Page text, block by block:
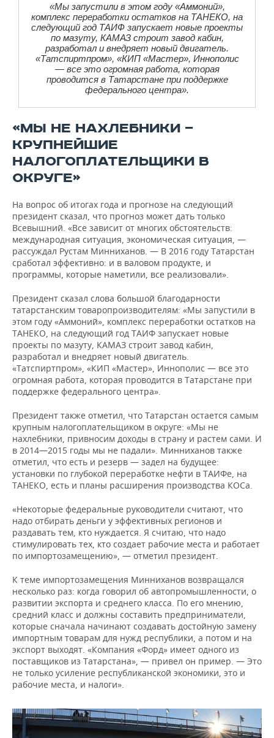
«Мы запустили в этом году «Аммоний»,
комплекс переработки остатков на ТАНЕКО, на
следующий год ТАИФ запускает новые проекты
по мазуту, КАМАЗ строит завод кабин,
разработал и внедряет новый двигатель.
«Татспиртпром», «КИП «Мастер», Иннополис
— все это огромная работа, которая
проводится в Татарстане при поддержке
федерального центра».
«МЫ НЕ НАХЛЕБНИКИ —
КРУПНЕЙШИЕ
НАЛОГОПЛАТЕЛЬЩИКИ В
ОКРУГЕ»
На вопрос об итогах года и прогнозе на следующий
президент сказал, что прогноз может дать только
Всевышний. «Все зависит от многих обстоятельств:
международная ситуация, экономическая ситуация, —
рассуждал Рустам Минниханов. — В 2016 году Татарстан
сработал эффективно: и в валовом продукте, и
программы, которые наметили, все реализовали».
Президент сказал слова большой благодарности
татарстанским товаропроизводителям: «Мы запустили в
этом году «Аммоний», комплекс переработки остатков на
ТАНЕКО, на следующий год ТАИФ запускает новые
проекты по мазуту, КАМАЗ строит завод кабин,
разработал и внедряет новый двигатель.
«Татспиртпром», «КИП «Мастер», Иннополис — все это
огромная работа, которая проводится в Татарстане при
поддержке федерального центра».
Президент также отметил, что Татарстан остается самым
крупным налогоплательщиком в округе: «Мы не
нахлебники, привносим доходы в страну и растем сами. И
в 2014—2015 годы мы не падали». Минниханов также
отметил, что есть и резерв — задел на будущее:
установки по глубокой переработке нефти в ТАИФе, на
ТАНЕКО, есть и планы расширения производства КОСа.
«Некоторые федеральные руководители считают, что
надо отбирать деньги у эффективных регионов и
раздавать тем, кто нуждается. Я считаю, что надо
стимулировать тех, кто создает рабочие места и работает
по импортозамещению», — отметил президент.
К теме импортозамещения Минниханов возвращался
несколько раз: когда говорил об автопромышленности, о
развитии экспорта и среднего класса. По его мнению,
средний класс и должны составить предприниматели,
которые сначала начинают создавать достойную замену
импортным товарам для нужд республики, а потом и на
экспорт выходят. «Компания «Форд» имеет одного из
поставщиков из Татарстана», — привел он пример. — Это
не только усиление республиканской экономики, это и
рабочие места, и налоги».